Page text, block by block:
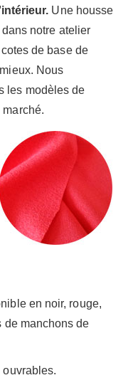
Une housse
notre atelier
de base de
Nous
les modèles de
en noir, rouge,
de manchons de
ouvrables.